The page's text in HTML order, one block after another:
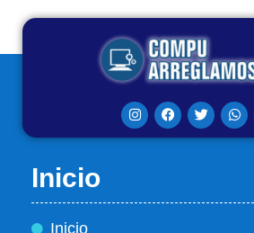
Inicio
Inicio